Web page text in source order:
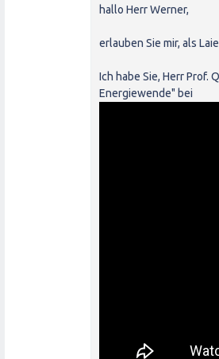
hallo Herr Werner,
erlauben Sie mir, als
Ich habe Sie, Herr Prof.
Energiewende" bei